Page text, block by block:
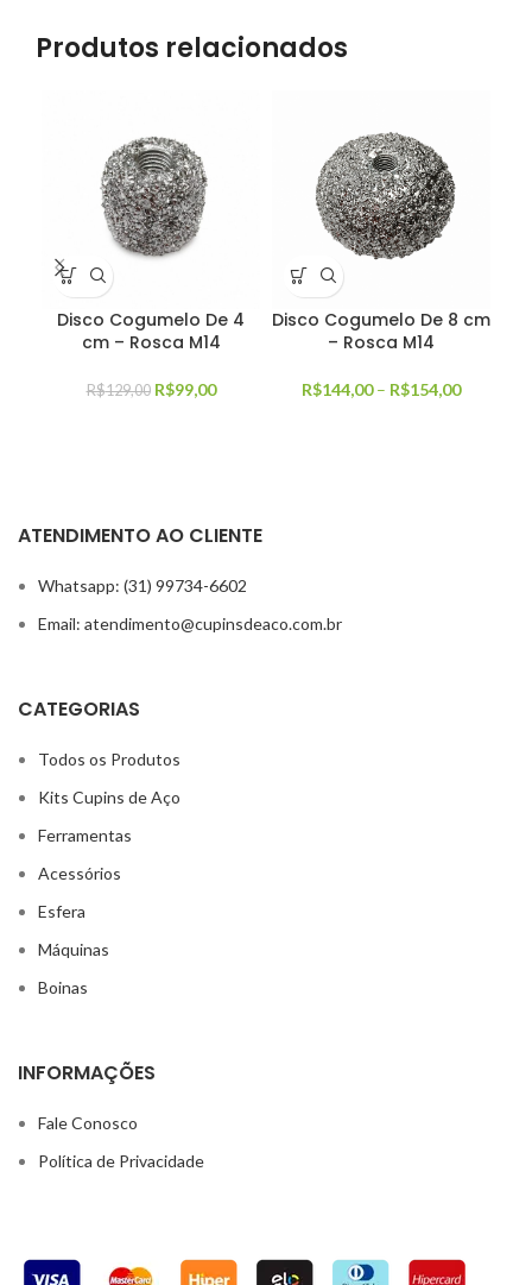
Produtos relacionados
Disco Cogumelo De 4
cm – Rosca M14
R$129,00 R$99,00
Disco Cogumelo De 8 cm
– Rosca M14
R$144,00 – R$154,00
ATENDIMENTO AO CLIENTE
Whatsapp: (31) 99734-6602
Email: atendimento@cupinsdeaco.com.br
CATEGORIAS
Todos os Produtos
Kits Cupins de Aço
Ferramentas
Acessórios
Esfera
Máquinas
Boinas
INFORMAÇÕES
Fale Conosco
Política de Privacidade